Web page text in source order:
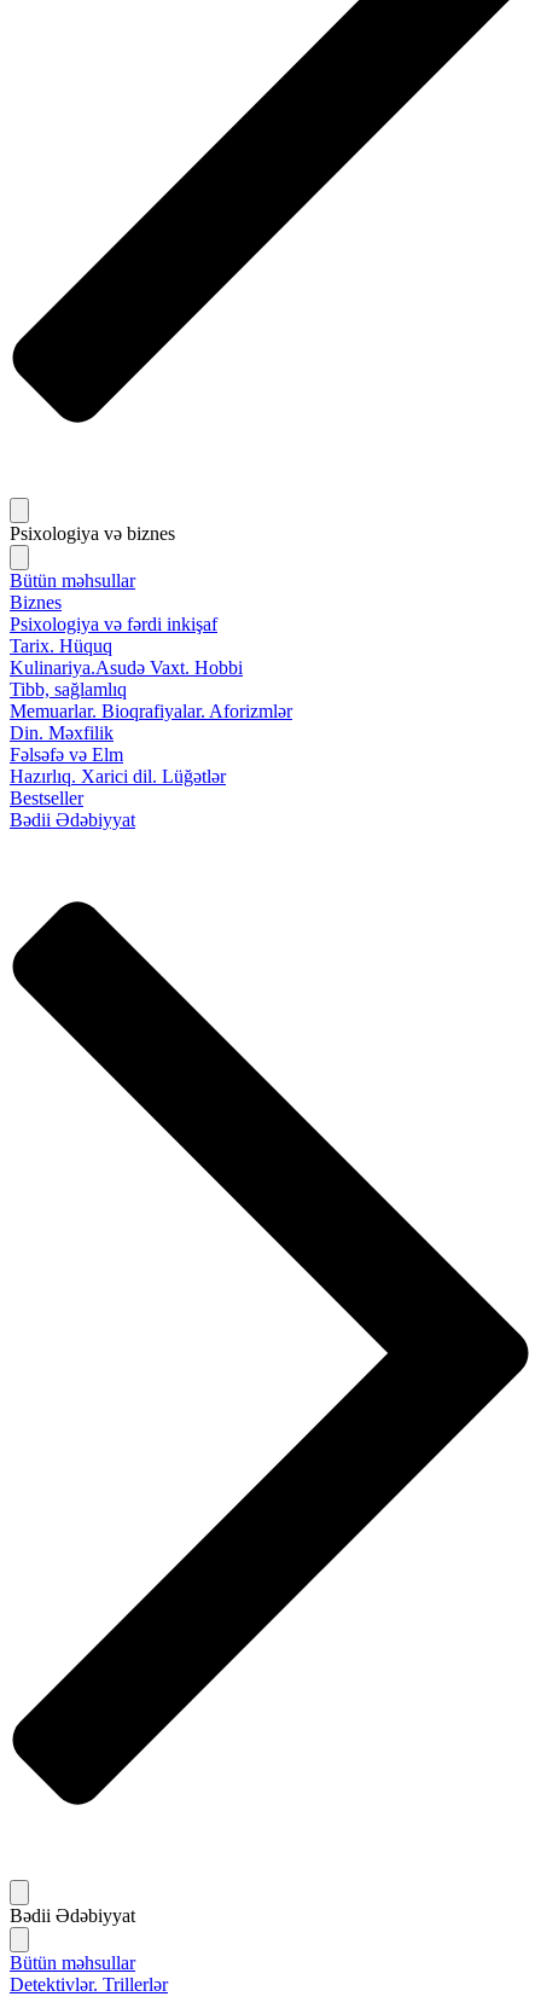
Psixologiya və biznes
Bütün məhsullar
Biznes
Psixologiya və fərdi inkişaf
Tarix. Hüquq
Kulinariya.Asudə Vaxt. Hobbi
Tibb, sağlamlıq
Memuarlar. Bioqrafiyalar. Aforizmlər
Din. Məxfilik
Fəlsəfə və Elm
Hazırlıq. Xarici dil. Lüğətlər
Bestseller
Bədii Ədəbiyyat
Bədii Ədəbiyyat
Bütün məhsullar
Detektivlər. Trillerlər